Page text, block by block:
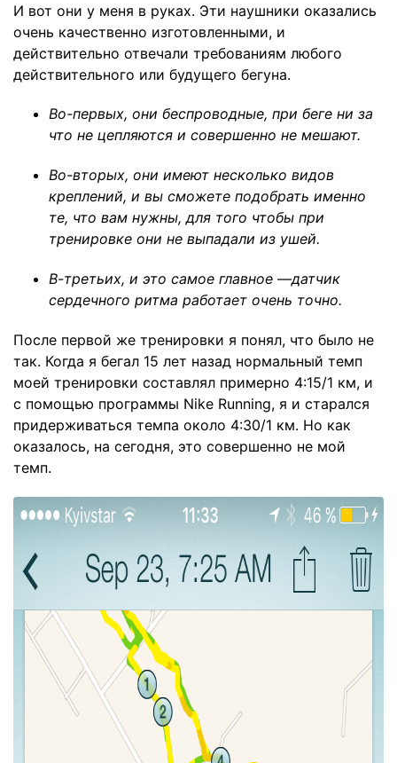
И вот они у меня в руках. Эти наушники оказались
очень качественно изготовленными, и
действительно отвечали требованиям любого
действительного или будущего бегуна.
Во-первых, они беспроводные, при беге ни за
что не цепляются и совершенно не мешают.
Во-вторых, они имеют несколько видов
креплений, и вы сможете подобрать именно
те, что вам нужны, для того чтобы при
тренировке они не выпадали из ушей.
В-третьих, и это самое главное —датчик
сердечного ритма работает очень точно.
После первой же тренировки я понял, что было не
так. Когда я бегал 15 лет назад нормальный темп
моей тренировки составлял примерно 4:15/1 км, и
с помощью программы Nike Running, я и старался
придерживаться темпа около 4:30/1 км. Но как
оказалось, на сегодня, это совершенно не мой
темп.